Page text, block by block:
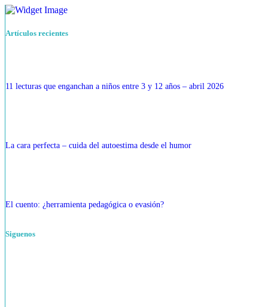
Artículos recientes
11 lecturas que enganchan a niños entre 3 y 12 años – abril 2026
La cara perfecta – cuida del autoestima desde el humor
El cuento: ¿herramienta pedagógica o evasión?
Siguenos